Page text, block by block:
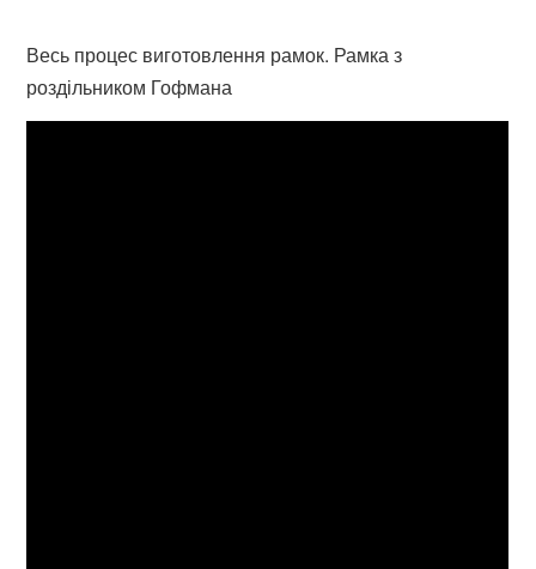
Весь процес виготовлення рамок. Рамка з
роздільником Гофмана